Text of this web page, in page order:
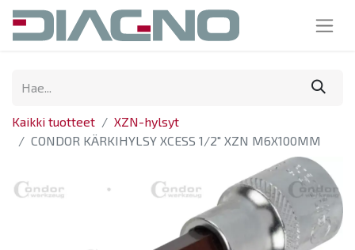
Kaikki tuotteet
XZN-hylsyt
CONDOR KÄRKIHYLSY XCESS 1/2" XZN M6X100MM